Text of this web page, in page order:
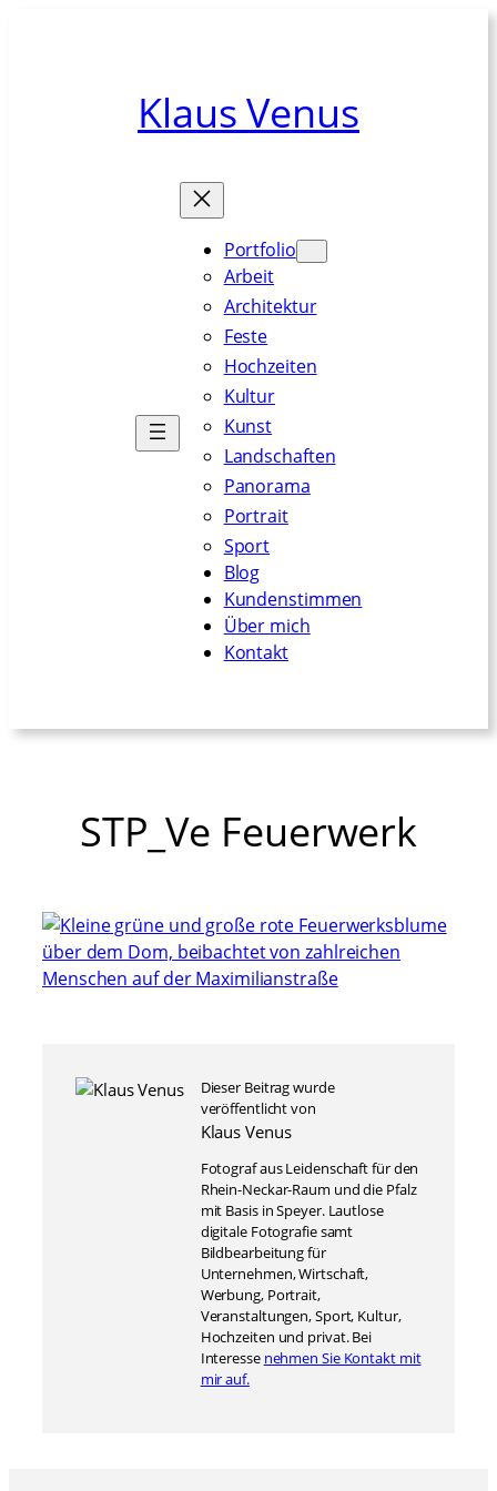
Klaus Venus
Portfolio
Arbeit
Architektur
Feste
Hochzeiten
Kultur
Kunst
Landschaften
Panorama
Portrait
Sport
Blog
Kundenstimmen
Über mich
Kontakt
STP_Ve Feuerwerk
Dieser Beitrag wurde
veröffentlicht von
Klaus Venus
Fotograf aus Leidenschaft für den
Rhein-Neckar-Raum und die Pfalz
mit Basis in Speyer. Lautlose
digitale Fotografie samt
Bildbearbeitung für
Unternehmen, Wirtschaft,
Werbung, Portrait,
Veranstaltungen, Sport, Kultur,
Hochzeiten und privat. Bei
Interesse nehmen Sie Kontakt mit
mir auf.